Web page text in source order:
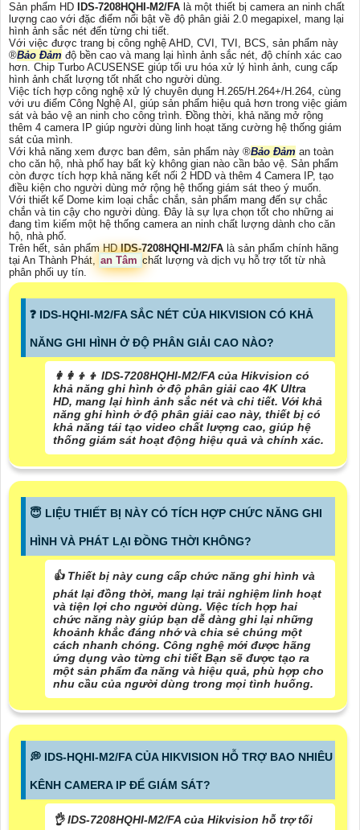
Sản phẩm HD IDS-7208HQHI-M2/FA là một thiết bị camera an ninh chất
lượng cao với đặc điểm nổi bật về độ phân giải 2.0 megapixel, mang lại
hình ảnh sắc nét đến từng chi tiết.
Với việc được trang bị công nghệ AHD, CVI, TVI, BCS, sản phẩm này
®️Bảo Đảm độ bền cao và mang lại hình ảnh sắc nét, độ chính xác cao
hơn. Chip Turbo ACUSENSE giúp tối ưu hóa xử lý hình ảnh, cung cấp
hình ảnh chất lượng tốt nhất cho người dùng.
Việc tích hợp công nghệ xử lý chuyên dụng H.265/H.264+/H.264, cùng
với ưu điểm Công Nghệ AI, giúp sản phẩm hiệu quả hơn trong việc giám
sát và bảo vệ an ninh cho công trình. Đồng thời, khả năng mở rộng
thêm 4 camera IP giúp người dùng linh hoạt tăng cường hệ thống giám
sát của mình.
Với khả năng xem được ban đêm, sản phẩm này ®️Bảo Đảm an toàn
cho căn hộ, nhà phố hay bất kỳ không gian nào cần bảo vệ. Sản phẩm
còn được tích hợp khả năng kết nối 2 HDD và thêm 4 Camera IP, tạo
điều kiện cho người dùng mở rộng hệ thống giám sát theo ý muốn.
Với thiết kế Dome kim loại chắc chắn, sản phẩm mang đến sự chắc
chắn và tin cậy cho người dùng. Đây là sự lựa chọn tốt cho những ai
đang tìm kiếm một hệ thống camera an ninh chất lượng dành cho căn
hộ, nhà phố.
Trên hết, sản phẩm HDIDS-7208HQHI-M2/FA là sản phẩm chính hãng
tại An Thành Phát, an Tâm chất lượng và dịch vụ hỗ trợ tốt từ nhà
phân phối uy tín.
️❓ IDS-HQHI-M2/FA SẮC NÉT CỦA HIKVISION CÓ KHẢ
NĂNG GHI HÌNH Ở ĐỘ PHÂN GIẢI CAO NÀO?
👩‍👩‍👦‍👦 IDS-7208HQHI-M2/FA của Hikvision có
khả năng ghi hình ở độ phân giải cao 4K Ultra
HD, mang lại hình ảnh sắc nét và chi tiết. Với khả
năng ghi hình ở độ phân giải cao này, thiết bị có
khả năng tái tạo video chất lượng cao, giúp hệ
thống giám sát hoạt động hiệu quả và chính xác.
😇 LIỆU THIẾT BỊ NÀY CÓ TÍCH HỢP CHỨC NĂNG GHI
HÌNH VÀ PHÁT LẠI ĐỒNG THỜI KHÔNG?
👍 Thiết bị này cung cấp chức năng ghi hình và
phát lại đồng thời, mang lại trải nghiệm linh hoạt
và tiện lợi cho người dùng. Việc tích hợp hai
chức năng này giúp bạn dễ dàng ghi lại những
khoảnh khắc đáng nhớ và chia sẻ chúng một
cách nhanh chóng. Công nghệ mới được hãng
ứng dụng vào từng chi tiết Bạn sẽ được tạo ra
một sản phẩm đa năng và hiệu quả, phù hợp cho
nhu cầu của người dùng trong mọi tình huống.
️💭 IDS-HQHI-M2/FA CỦA HIKVISION HỖ TRỢ BAO NHIÊU
KÊNH CAMERA IP ĐỂ GIÁM SÁT?
👌 IDS-7208HQHI-M2/FA của Hikvision hỗ trợ tối